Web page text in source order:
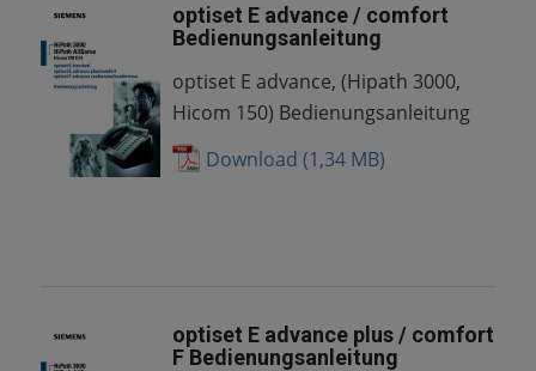
optiset E advance / comfort
Bedienungsanleitung
optiset E advance, (Hipath 3000,
Hicom 150) Bedienungsanleitung
Download
optiset E advance plus / comfort
F Bedienungsanleitung